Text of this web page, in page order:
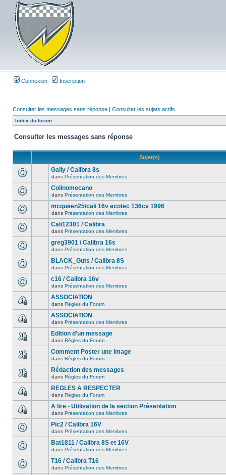
Connexion Inscription
Consulter les messages sans réponse | Consulter les sujets actifs
Index du forum
Consulter les messages sans réponse
Sujet(s)
Gally / Calibra 8s
dans Présentation des Membres
Colinomecano
dans Présentation des Membres
mcqueen25/cali 16v ecotec 136cv 1996
dans Présentation des Membres
Cali12301 / Calibra
dans Présentation des Membres
greg3901 / Calibra 16s
dans Présentation des Membres
BLACK_Guts / Calibra 8S
dans Présentation des Membres
c16 / Calibra 16v
dans Présentation des Membres
ASSOCIATION
dans Règles du Forum
ASSOCIATION
dans Présentation des Membres
Edition d'un message
dans Règles du Forum
Comment Poster une image
dans Règles du Forum
Rédaction des messages
dans Règles du Forum
REGLES A RESPECTER
dans Règles du Forum
A lire - Utilisation de la section Présentation
dans Présentation des Membres
Pic2 / Calibra 16V
dans Présentation des Membres
Bat1811 / Calibra 8S et 16V
dans Présentation des Membres
T16 / Calibra T16
dans Présentation des Membres